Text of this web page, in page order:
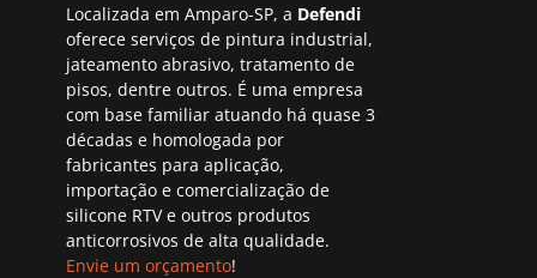
Localizada em Amparo-SP, a Defendi
oferece serviços de pintura industrial,
jateamento abrasivo, tratamento de
pisos, dentre outros. É uma empresa
com base familiar atuando há quase 3
décadas e homologada por
fabricantes para aplicação,
importação e comercialização de
silicone RTV e outros produtos
anticorrosivos de alta qualidade.
Envie um orçamento!